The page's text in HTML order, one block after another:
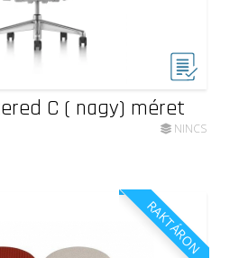
C ( nagy) méret
NINCS
RAKTÁRON